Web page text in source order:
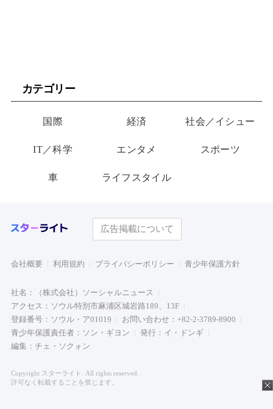
カテゴリー
国際 経済 社会／イシュー
IT／科学 エンタメ スポーツ
車 ライフスタイル
広告掲載について
会社概要 利用規約 プライバシーポリシー 青少年保護方針
社名：（株式会社）ソーシャルニュース
アクセス：ソウル特別市麻浦区城岩路189、13F
登録番号：ソウル・ア01019
お問い合わせ：+82-2-3789-8900
青少年保護責任者：ソン・ギヨン
発行：イ・ドンギ
編集：チェ・ソクォン
Copyright スターライト. All rights reserved.
許可なく転載することを禁じます。